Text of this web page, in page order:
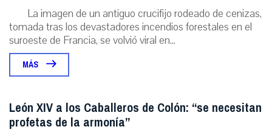
La imagen de un antiguo crucifijo rodeado de cenizas,
tomada tras los devastadores incendios forestales en el
suroeste de Francia, se volvió viral en...
MÁS
León XIV a los Caballeros de Colón: “se necesitan
profetas de la armonía”